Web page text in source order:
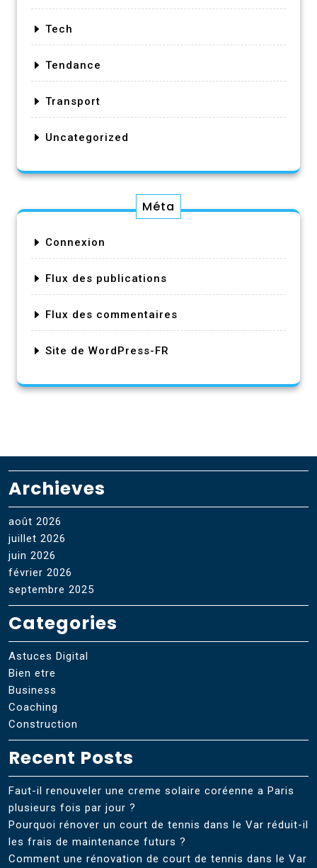
Tech
Tendance
Transport
Uncategorized
Méta
Connexion
Flux des publications
Flux des commentaires
Site de WordPress-FR
Archieves
août 2026
juillet 2026
juin 2026
février 2026
septembre 2025
Categories
Astuces Digital
Bien etre
Business
Coaching
Construction
Recent Posts
Faut-il renouveler une creme solaire coréenne a Paris
plusieurs fois par jour ?
Pourquoi rénover un court de tennis dans le Var réduit-il
les frais de maintenance futurs ?
Comment une rénovation de court de tennis dans le Var